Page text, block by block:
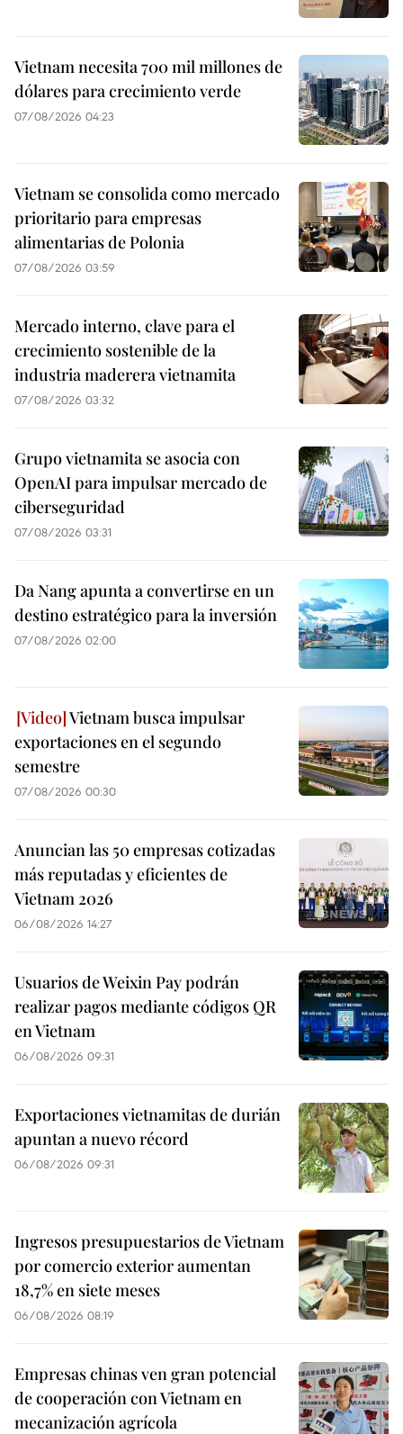
Vietnam necesita 700 mil millones de
dólares para crecimiento verde
07/08/2026 04:23
Vietnam se consolida como mercado
prioritario para empresas
alimentarias de Polonia
07/08/2026 03:59
Mercado interno, clave para el
crecimiento sostenible de la
industria maderera vietnamita
07/08/2026 03:32
Grupo vietnamita se asocia con
OpenAI para impulsar mercado de
ciberseguridad
07/08/2026 03:31
Da Nang apunta a convertirse en un
destino estratégico para la inversión
07/08/2026 02:00
Vietnam busca impulsar
exportaciones en el segundo
semestre
07/08/2026 00:30
Anuncian las 50 empresas cotizadas
más reputadas y eficientes de
Vietnam 2026
06/08/2026 14:27
Usuarios de Weixin Pay podrán
realizar pagos mediante códigos QR
en Vietnam
06/08/2026 09:31
Exportaciones vietnamitas de durián
apuntan a nuevo récord
06/08/2026 09:31
Ingresos presupuestarios de Vietnam
por comercio exterior aumentan
18,7% en siete meses
06/08/2026 08:19
Empresas chinas ven gran potencial
de cooperación con Vietnam en
mecanización agrícola